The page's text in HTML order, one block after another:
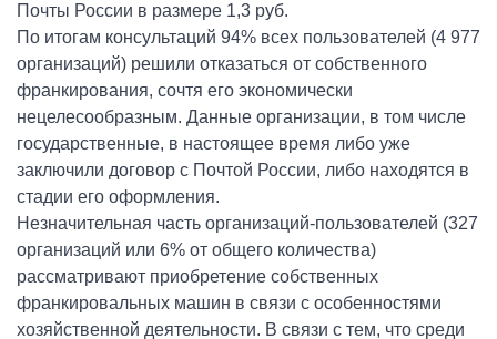
Почты России в размере 1,3 руб.
По итогам консультаций 94% всех пользователей (4 977
организаций) решили отказаться от собственного
франкирования, сочтя его экономически
нецелесообразным. Данные организации, в том числе
государственные, в настоящее время либо уже
заключили договор с Почтой России, либо находятся в
стадии его оформления.
Незначительная часть организаций-пользователей (327
организаций или 6% от общего количества)
рассматривают приобретение собственных
франкировальных машин в связи с особенностями
хозяйственной деятельности. В связи с тем, что среди